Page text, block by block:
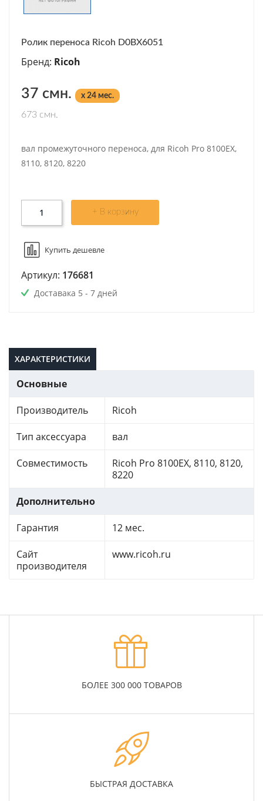
Ролик переноса Ricoh D0BX6051
Бренд: Ricoh
37 смн. x 24 мес.
673 смн.
вал промежуточного переноса, для Ricoh Pro 8100EX,
8110, 8120, 8220
+ В корзину
Купить дешевле
Артикул: 176681
Доставака 5 - 7 дней
ХАРАКТЕРИСТИКИ
Основные
Производитель Ricoh
Тип аксессуара вал
Совместимость
Ricoh Pro 8100EX, 8110, 8120,
8220
Дополнительно
Гарантия 12 мес.
Сайт
производителя
www.ricoh.ru
БОЛЕЕ 300 000 ТОВАРОВ
БЫСТРАЯ ДОСТАВКА